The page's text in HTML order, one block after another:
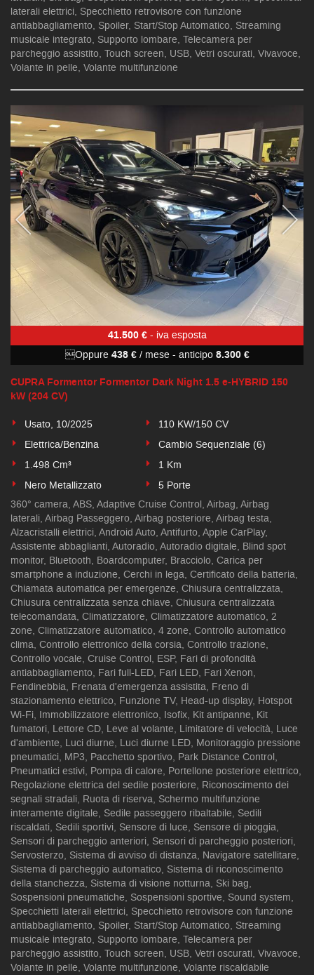
laterali elettrici, Specchietto retrovisore con funzione
antiabbagliamento, Spoiler, Start/Stop Automatico, Streaming
musicale integrato, Supporto lombare, Telecamera per
parcheggio assistito, Touch screen, USB, Vetri oscurati, Vivavoce,
Volante in pelle, Volante multifunzione
41.500 €- iva esposta
Oppure 438 €/ mese- anticipo 8.300 €
CUPRA Formentor Formentor Dark Night 1.5 e-HYBRID 150
kW (204 CV)
Usato, 10/2025
110 KW/150 CV
Elettrica/Benzina
Cambio Sequenziale (6)
1.498 Cm³
1 Km
Nero Metallizzato
5 Porte
360° camera, ABS, Adaptive Cruise Control, Airbag, Airbag
laterali, Airbag Passeggero, Airbag posteriore, Airbag testa,
Alzacristalli elettrici, Android Auto, Antifurto, Apple CarPlay,
Assistente abbaglianti, Autoradio, Autoradio digitale, Blind spot
monitor, Bluetooth, Boardcomputer, Bracciolo, Carica per
smartphone a induzione, Cerchi in lega, Certificato della batteria,
Chiamata automatica per emergenze, Chiusura centralizzata,
Chiusura centralizzata senza chiave, Chiusura centralizzata
telecomandata, Climatizzatore, Climatizzatore automatico, 2
zone, Climatizzatore automatico, 4 zone, Controllo automatico
clima, Controllo elettronico della corsia, Controllo trazione,
Controllo vocale, Cruise Control, ESP, Fari di profondità
antiabbagliamento, Fari full-LED, Fari LED, Fari Xenon,
Fendinebbia, Frenata d'emergenza assistita, Freno di
stazionamento elettrico, Funzione TV, Head-up display, Hotspot
Wi-Fi, Immobilizzatore elettronico, Isofix, Kit antipanne, Kit
fumatori, Lettore CD, Leve al volante, Limitatore di velocità, Luce
d'ambiente, Luci diurne, Luci diurne LED, Monitoraggio pressione
pneumatici, MP3, Pacchetto sportivo, Park Distance Control,
Pneumatici estivi, Pompa di calore, Portellone posteriore elettrico,
Regolazione elettrica del sedile posteriore, Riconoscimento dei
segnali stradali, Ruota di riserva, Schermo multifunzione
interamente digitale, Sedile passeggero ribaltabile, Sedili
riscaldati, Sedili sportivi, Sensore di luce, Sensore di pioggia,
Sensori di parcheggio anteriori, Sensori di parcheggio posteriori,
Servosterzo, Sistema di avviso di distanza, Navigatore satellitare,
Sistema di parcheggio automatico, Sistema di riconoscimento
della stanchezza, Sistema di visione notturna, Ski bag,
Sospensioni pneumatiche, Sospensioni sportive, Sound system,
Specchietti laterali elettrici, Specchietto retrovisore con funzione
antiabbagliamento, Spoiler, Start/Stop Automatico, Streaming
musicale integrato, Supporto lombare, Telecamera per
parcheggio assistito, Touch screen, USB, Vetri oscurati, Vivavoce,
Volante in pelle, Volante multifunzione, Volante riscaldabile